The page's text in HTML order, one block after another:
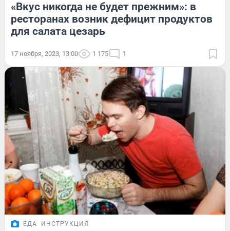
«Вкус никогда не будет прежним»: в
ресторанах возник дефицит продуктов
для салата цезарь
17 ноября, 2023, 13:00 1 175 1
ЕДА ИНСТРУКЦИЯ